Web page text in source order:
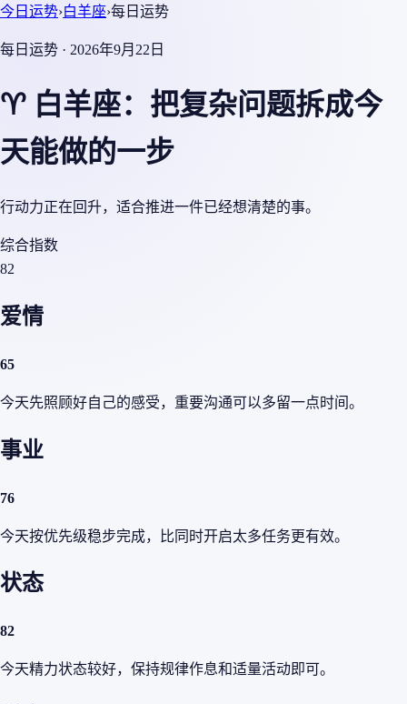
今日运势›白羊座›每日运势
每日运势 · 2026年9月22日
♈ 白羊座：把复杂问题拆成今
天能做的一步
行动力正在回升，适合推进一件已经想清楚的事。
综合指数
82
爱情
65
今天先照顾好自己的感受，重要沟通可以多留一点时间。
事业
76
今天按优先级稳步完成，比同时开启太多任务更有效。
状态
82
今天精力状态较好，保持规律作息和适量活动即可。